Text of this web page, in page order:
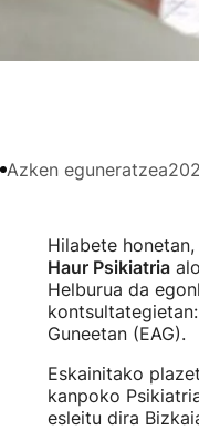
Azken eguneratzea
Hilabete
Haur Psikiatria
Helburua da
Guneetan (EAG).
Eskainitako
kanpoko
esleitu dira